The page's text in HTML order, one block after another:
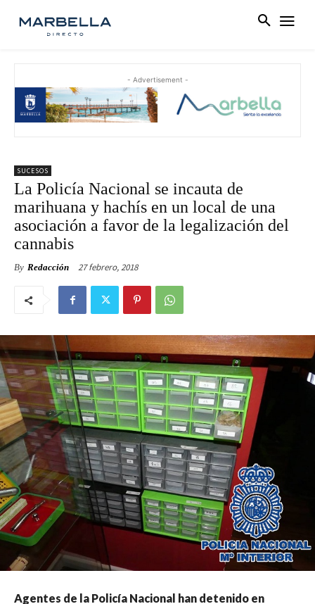
- Advertisement -
SUCESOS
La Policía Nacional se incauta de
marihuana y hachís en un local de una
asociación a favor de la legalización del
cannabis
By Redacción 27 febrero, 2018
Agentes de la Policía Nacional han detenido en